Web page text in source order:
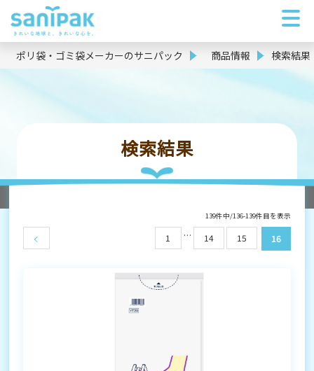
ポリ袋・ゴミ袋メーカーのサニパック 商品情報 検索結果
検索結果
139件中/136-139件目を表示
1 … 14 15 16